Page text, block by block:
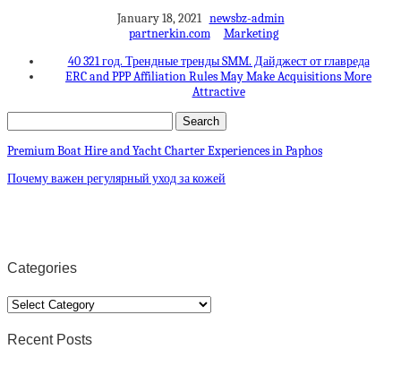
January 18, 2021 newsbz-admin
partnerkin.com
Marketing
40 321 год. Трендные тренды SMM. Дайджест от главреда
ERC and PPP Affiliation Rules May Make Acquisitions More
Attractive
Premium Boat Hire and Yacht Charter Experiences in Paphos
Почему важен регулярный уход за кожей
Categories
Categories
Recent Posts